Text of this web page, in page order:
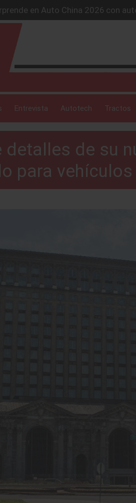
los 2 millones de autos
V6 PRO-4X conquista la Ruta
el servicio “59 minutos o
con un SUV híbrido de más de
Entrevista Autotech Tractos
detalles de su
para